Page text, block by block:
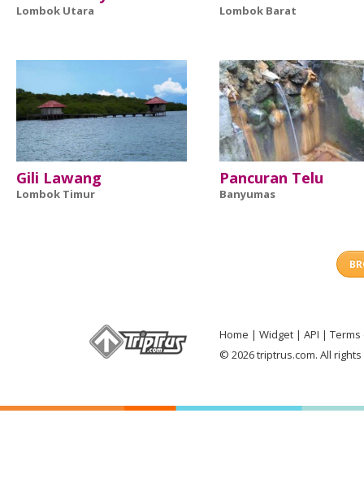
Lombok Utara Lombok Barat
Gili Lawang
Lombok Timur
Pancuran Telu
Banyumas
Home Widget API
Terms
© 2026 triptrus.com. All